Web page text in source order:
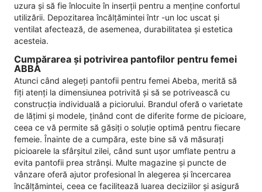
uzura și să fie înlocuite în inserții pentru a menține confortul
utilizării. Depozitarea încălțămintei într -un loc uscat și
ventilat afectează, de asemenea, durabilitatea și estetica
acesteia.
Cumpărarea și potrivirea pantofilor pentru femei
ABBA
Atunci când alegeți pantofii pentru femei Abeba, merită să
fiți atenți la dimensiunea potrivită și să se potrivească cu
construcția individuală a piciorului. Brandul oferă o varietate
de lățimi și modele, ținând cont de diferite forme de picioare,
ceea ce vă permite să găsiți o soluție optimă pentru fiecare
femeie. Înainte de a cumpăra, este bine să vă măsurați
picioarele la sfârșitul zilei, când sunt ușor umflate pentru a
evita pantofii prea strânși. Multe magazine și puncte de
vânzare oferă ajutor profesional în alegerea și încercarea
încălțămintei, ceea ce facilitează luarea deciziilor și asigură